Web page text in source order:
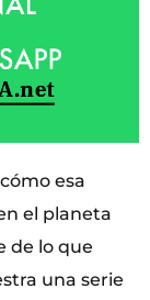
esa
el planeta
de lo que
una serie